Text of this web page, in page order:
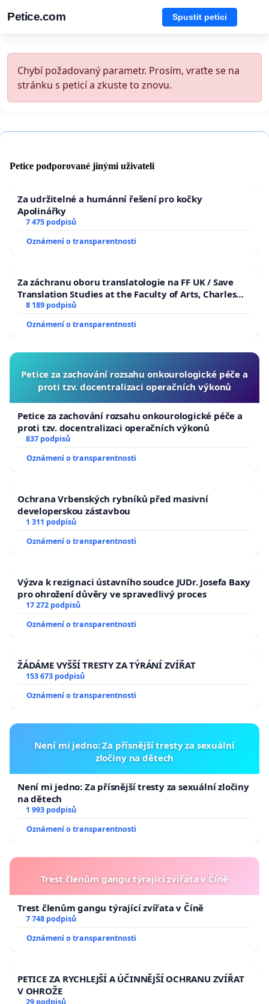
Petice.com Spustit petici
Chybí požadovaný parametr. Prosím, vraťte se na
stránku s peticí a zkuste to znovu.
Petice podporované jinými uživateli
Za udržitelné a humánní řešení pro kočky
Apolinářky
7 475 podpisů
Oznámení o transparentnosti
Za záchranu oboru translatologie na FF UK / Save
Translation Studies at the Faculty of Arts, Charles
University
8 189 podpisů
Oznámení o transparentnosti
Petice za zachování rozsahu onkourologické péče a
proti tzv. docentralizaci operačních výkonů
Petice za zachování rozsahu onkourologické péče a
proti tzv. docentralizaci operačních výkonů
837 podpisů
Oznámení o transparentnosti
Ochrana Vrbenských rybníků před masivní
developerskou zástavbou
1 311 podpisů
Oznámení o transparentnosti
Výzva k rezignaci ústavního soudce JUDr. Josefa Baxy
pro ohrožení důvěry ve spravedlivý proces
17 272 podpisů
Oznámení o transparentnosti
ŽÁDÁME VYŠŠÍ TRESTY ZA TÝRÁNÍ ZVÍŘAT
153 673 podpisů
Oznámení o transparentnosti
Není mi jedno: Za přísnější tresty za sexuální
zločiny na dětech
Není mi jedno: Za přísnější tresty za sexuální zločiny
na dětech
1 993 podpisů
Oznámení o transparentnosti
Trest členům gangu týrající zvířata v Číně
Trest členům gangu týrající zvířata v Číně
7 748 podpisů
Oznámení o transparentnosti
PETICE ZA RYCHLEJŠÍ A ÚČINNĚJŠÍ OCHRANU ZVÍŘAT
V OHROŽE